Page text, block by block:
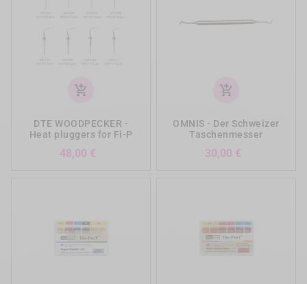
add_shopping_cart
DTE WOODPECKER -
Heat pluggers for Fi-P
48,00 €
add_shopping_cart
OMNIS - Der Schweizer
Taschenmesser
30,00 €